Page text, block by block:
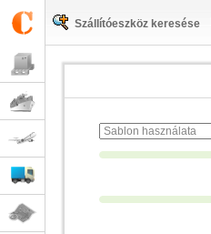
Szállítóeszköz keresése